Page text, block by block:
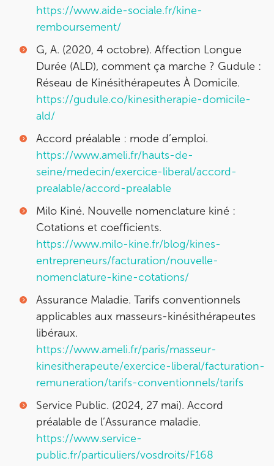
https://www.aide-sociale.fr/kine-
remboursement/
G, A. (2020, 4 octobre). Affection Longue
Durée (ALD), comment ça marche ? Gudule :
Réseau de Kinésithérapeutes À Domicile.
https://gudule.co/kinesitherapie-domicile-
ald/
Accord préalable : mode d’emploi.
https://www.ameli.fr/hauts-de-
seine/medecin/exercice-liberal/accord-
prealable/accord-prealable
Milo Kiné. Nouvelle nomenclature kiné :
Cotations et coefficients.
https://www.milo-kine.fr/blog/kines-
entrepreneurs/facturation/nouvelle-
nomenclature-kine-cotations/
Assurance Maladie. Tarifs conventionnels
applicables aux masseurs-kinésithérapeutes
libéraux.
https://www.ameli.fr/paris/masseur-
kinesitherapeute/exercice-liberal/facturation-
remuneration/tarifs-conventionnels/tarifs
Service Public. (2024, 27 mai). Accord
préalable de l’Assurance maladie.
https://www.service-
public.fr/particuliers/vosdroits/F168